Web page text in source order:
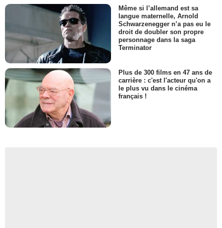
Même si l’allemand est sa
langue maternelle, Arnold
Schwarzenegger n’a pas eu le
droit de doubler son propre
personnage dans la saga
Terminator
Plus de 300 films en 47 ans de
carrière : c'est l'acteur qu'on a
le plus vu dans le cinéma
français !